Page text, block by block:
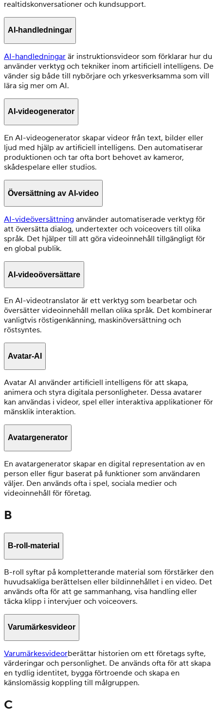
realtidskonversationer och kundsupport.
AI-handledningar
AI-handledningar är instruktionsvideor som förklarar hur du
använder verktyg och tekniker inom artificiell intelligens. De
vänder sig både till nybörjare och yrkesverksamma som vill
lära sig mer om AI.
AI-videogenerator
En AI-videogenerator skapar videor från text, bilder eller
ljud med hjälp av artificiell intelligens. Den automatiserar
produktionen och tar ofta bort behovet av kameror,
skådespelare eller studios.
Översättning av AI-video
AI-videöversättning använder automatiserade verktyg för
att översätta dialog, undertexter och voiceovers till olika
språk. Det hjälper till att göra videoinnehåll tillgängligt för
en global publik.
AI-videoöversättare
En AI-videotranslator är ett verktyg som bearbetar och
översätter videoinnehåll mellan olika språk. Det kombinerar
vanligtvis röstigenkänning, maskinöversättning och
röstsyntes.
Avatar-AI
Avatar AI använder artificiell intelligens för att skapa,
animera och styra digitala personligheter. Dessa avatarer
kan användas i videor, spel eller interaktiva applikationer för
mänsklik interaktion.
Avatargenerator
En avatargenerator skapar en digital representation av en
person eller figur baserat på funktioner som användaren
väljer. Den används ofta i spel, sociala medier och
videoinnehåll för företag.
B
B-roll-material
B-roll syftar på kompletterande material som förstärker den
huvudsakliga berättelsen eller bildinnehållet i en video. Det
används ofta för att ge sammanhang, visa handling eller
täcka klipp i intervjuer och voiceovers.
Varumärkesvideor
Varumärkesvideorberättar historien om ett företags syfte,
värderingar och personlighet. De används ofta för att skapa
en tydlig identitet, bygga förtroende och skapa en
känslomässig koppling till målgruppen.
C